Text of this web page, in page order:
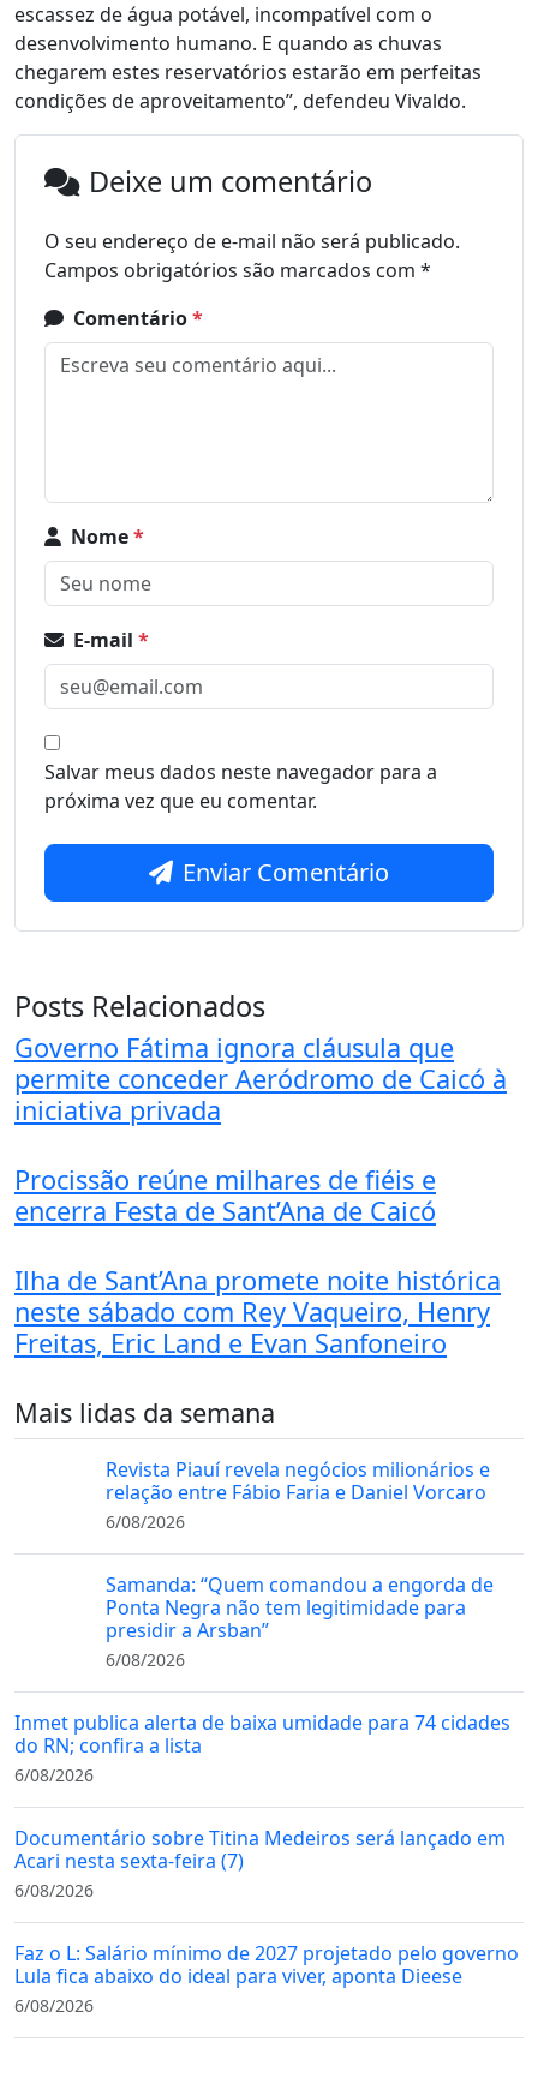
escassez de água potável, incompatível com o
desenvolvimento humano. E quando as chuvas
chegarem estes reservatórios estarão em perfeitas
condições de aproveitamento”, defendeu Vivaldo.
Deixe um comentário
O seu endereço de e-mail não será publicado.
Campos obrigatórios são marcados com *
Comentário*
Nome*
E-mail *
Salvar meus dados neste navegador para a
próxima vez que eu comentar.
Enviar Comentário
Posts Relacionados
Governo Fátima ignora cláusula que
permite conceder Aeródromo de Caicó à
iniciativa privada
Procissão reúne milhares de fiéis e
encerra Festa de Sant’Ana de Caicó
Ilha de Sant’Ana promete noite histórica
neste sábado com Rey Vaqueiro, Henry
Freitas, Eric Land e Evan Sanfoneiro
Mais lidas da semana
Revista Piauí revela negócios milionários e
relação entre Fábio Faria e Daniel Vorcaro
6/08/2026
Samanda: “Quem comandou a engorda de
Ponta Negra não tem legitimidade para
presidir a Arsban”
6/08/2026
Inmet publica alerta de baixa umidade para 74 cidades
do RN; confira a lista
6/08/2026
Documentário sobre Titina Medeiros será lançado em
Acari nesta sexta-feira (7)
6/08/2026
Faz o L: Salário mínimo de 2027 projetado pelo governo
Lula fica abaixo do ideal para viver, aponta Dieese
6/08/2026